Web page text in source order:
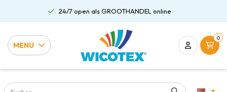
24/7 open als GROOTHANDEL online
MENU
0